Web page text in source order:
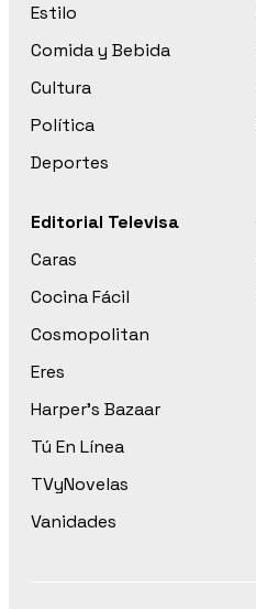
Estilo
Comida y Bebida
Cultura
Política
Deportes
Editorial Televisa
Caras
Cocina Fácil
Cosmopolitan
Eres
Harper’s Bazaar
Tú En Línea
TVyNovelas
Vanidades